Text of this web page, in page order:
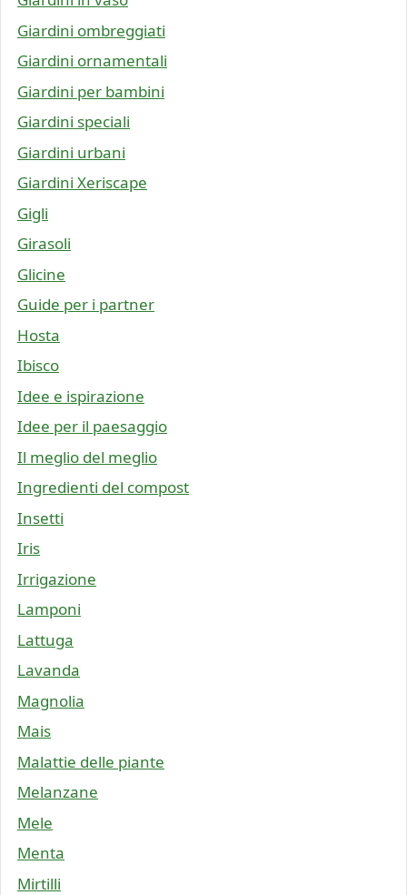
Giardini ombreggiati
Giardini ornamentali
Giardini per bambini
Giardini speciali
Giardini urbani
Giardini Xeriscape
Gigli
Girasoli
Glicine
Guide per i partner
Hosta
Ibisco
Idee e ispirazione
Idee per il paesaggio
Il meglio del meglio
Ingredienti del compost
Insetti
Iris
Irrigazione
Lamponi
Lattuga
Lavanda
Magnolia
Mais
Malattie delle piante
Melanzane
Mele
Menta
Mirtilli